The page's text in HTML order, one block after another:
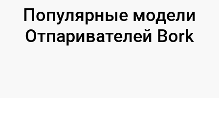
Популярные модели
Отпаривателей Bork